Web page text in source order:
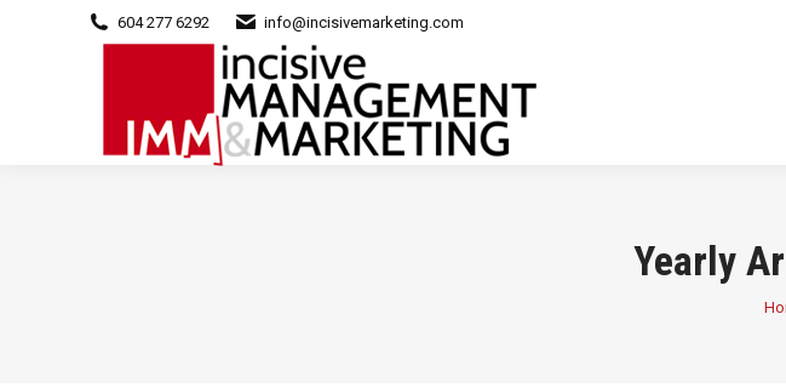
604 277 6292 info@incisivemarketing.com
Yearly